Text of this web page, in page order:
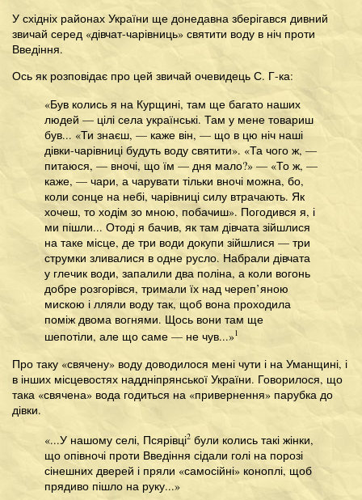
У східніх районах України ще донедавна зберігався дивний
звичай серед «дівчат-чарівниць» святити воду в ніч проти
Введіння.
Ось як розповідає про цей звичай очевидець С. Г-ка:
«Був колись я на Курщині, там ще багато наших
людей — цілі села українські. Там у мене товариш
був... «Ти знаєш, — каже він, — що в цю ніч наші
дівки-чарівниці будуть воду святити». «Та чого ж, —
питаюся, — вночі, що їм — дня мало?» — «То ж, —
каже, — чари, а чарувати тільки вночі можна, бо,
коли сонце на небі, чарівниці силу втрачають. Як
хочеш, то ходім зо мною, побачиш». Погодився я, і
ми пішли... Отоді я бачив, як там дівчата зійшлися
на таке місце, де три води докупи зійшлися — три
струмки зливалися в одне русло. Набрали дівчата
у глечик води, запалили два поліна, а коли вогонь
добре розгорівся, тримали їх над череп’яною
мискою і лляли воду так, щоб вона проходила
поміж двома вогнями. Щось вони там ще
шепотіли, але що саме — не чув...»1
Про таку «свячену» воду доводилося мені чути і на Уманщині, і
в інших місцевостях наддніпрянської України. Говорилося, що
така «свячена» вода годиться на «привернення» парубка до
дівки.
«...У нашому селі, Псярівці2 були колись такі жінки,
що опівночі проти Введіння сідали голі на порозі
сінешних дверей і пряли «самосійні» коноплі, щоб
прядиво пішло на руку...»